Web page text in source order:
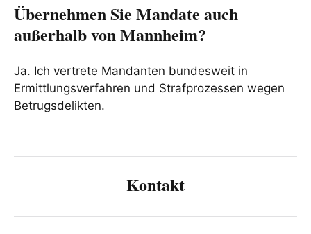
Übernehmen Sie Mandate auch
außerhalb von Mannheim?
Ja. Ich vertrete Mandanten bundesweit in
Ermittlungsverfahren und Strafprozessen wegen
Betrugsdelikten.
Kontakt